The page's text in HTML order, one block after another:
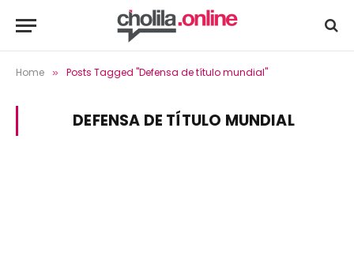
Home » Posts Tagged "Defensa de título mundial"
DEFENSA DE TÍTULO MUNDIAL